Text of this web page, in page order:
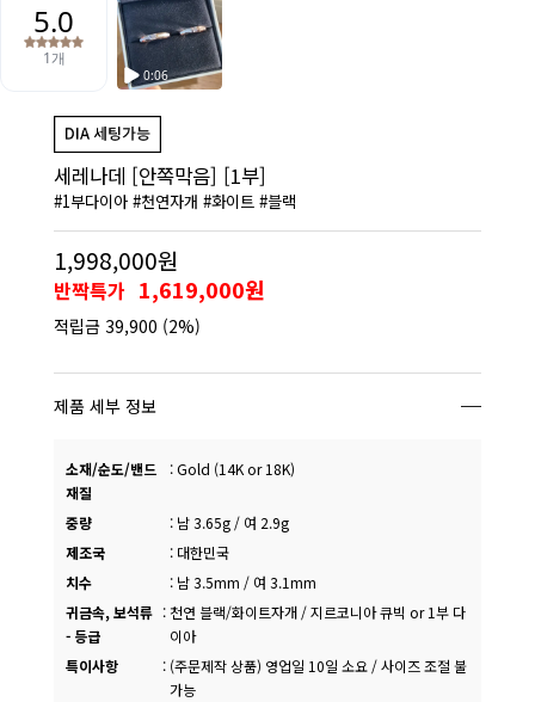
세레나데 [안쪽막음] [1부]
#1부다이아 #천연자개 #화이트 #블랙
1,998,000원
반짝특가 1,619,000원
적립금 39,900 (2%)
제품 세부 정보
소재/순도/밴드
재질
:Gold (14K or 18K)
중량 : 남 3.65g / 여 2.9g
제조국
: 대한민국
치수
: 남 3.5mm / 여 3.1mm
귀금속, 보석류
- 등급
: 천연 블랙/화이트자개 / 지르코니아 큐빅 or 1부 다
이아
특이사항
: (주문제작 상품) 영업일 10일 소요 / 사이즈 조절 불
가능